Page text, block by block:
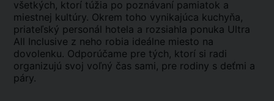
všetkých, ktorí túžia po poznávaní pamiatok a
miestnej kultúry. Okrem toho vynikajúca kuchyňa,
priateľský personál hotela a rozsiahla ponuka Ultra
All Inclusive z neho robia ideálne miesto na
dovolenku. Odporúčame pre tých, ktorí si radi
organizujú svoj voľný čas sami, pre rodiny s deťmi a
páry.